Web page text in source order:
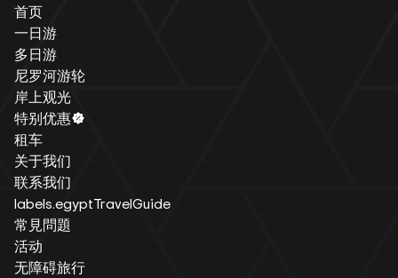
首页
一日游
多日游
尼罗河游轮
岸上观光
特别优惠
租车
关于我们
联系我们
labels.egyptTravelGuide
常見問題
活动
无障碍旅行